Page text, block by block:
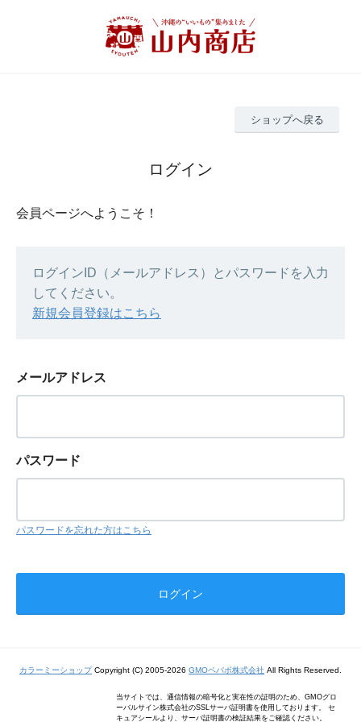
ショップへ戻る
ログイン
会員ページへようこそ！
ログインID（メールアドレス）とパスワードを入力
してください。
新規会員登録はこちら
メールアドレス
パスワード
パスワードを忘れた方はこちら
カラーミーショップCopyright (C) 2005-2026 GMOペパボ株式会社 All Rights Reserved.
当サイトでは、通信情報の暗号化と実在性の証明のため、GMOグロ
ーバルサイン株式会社のSSLサーバ証明書を使用しております。 セ
キュアシールより、サーバ証明書の検証結果をご確認ください。